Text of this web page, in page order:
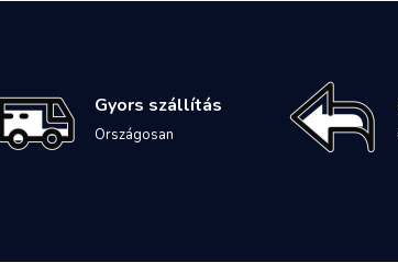
Gyors szállítás
Országosan